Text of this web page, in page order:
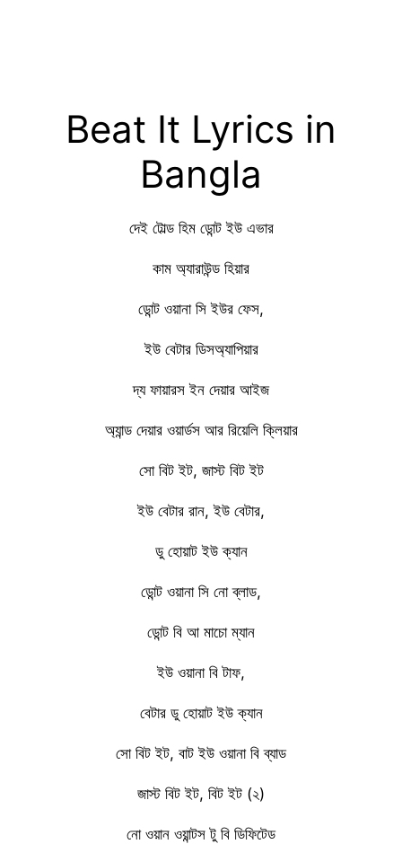
Beat It Lyrics in
Bangla
দেই টোল্ড হিম ডোন্ট ইউ এভার
কাম অ্যারাউন্ড হিয়ার
ডোন্ট ওয়ানা সি ইউর ফেস,
ইউ বেটার ডিসঅ্যাপিয়ার
দ্য ফায়ারস ইন দেয়ার আইজ
অ্যান্ড দেয়ার ওয়ার্ডস আর রিয়েলি ক্লিয়ার
সো বিট ইট, জাস্ট বিট ইট
ইউ বেটার রান, ইউ বেটার,
ডু হোয়াট ইউ ক্যান
ডোন্ট ওয়ানা সি নো ব্লাড,
ডোন্ট বি আ মাচো ম্যান
ইউ ওয়ানা বি টাফ,
বেটার ডু হোয়াট ইউ ক্যান
সো বিট ইট, বাট ইউ ওয়ানা বি ব্যাড
জাস্ট বিট ইট, বিট ইট (২)
নো ওয়ান ওয়ান্টস টু বি ডিফিটেড